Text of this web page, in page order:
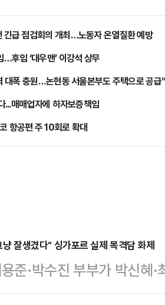
긴급 점검회의 개최…노동자 온열질환 예방
후임 ‘대우맨’ 이강석 상무
대폭 충원…논현동 서울본부도 주택으로 공급
...매매업자에 하자보증책임
항공편 주 10회로 확대
잘생겼다" 싱가포르 실제 목격담 화제
준·박수진 부부가 박신혜
배용준을 직접 봤다는 누리